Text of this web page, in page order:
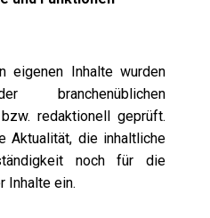
eigenen Inhalte wurden
branchenüblichen
redaktionell geprüft.
Aktualität, die inhaltliche
noch für die
Inhalte ein.